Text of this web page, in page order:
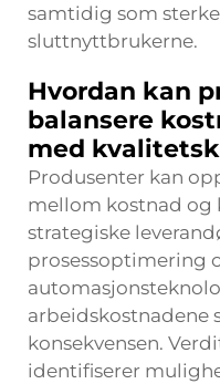
samtidig som
sluttnyttbrukerne.
Hvordan kan
balansere
med
Produsenter kan
mellom kostnad og
strategiske
prosessoptimering
arbeidskostnadene
konsekvensen.
identifiserer